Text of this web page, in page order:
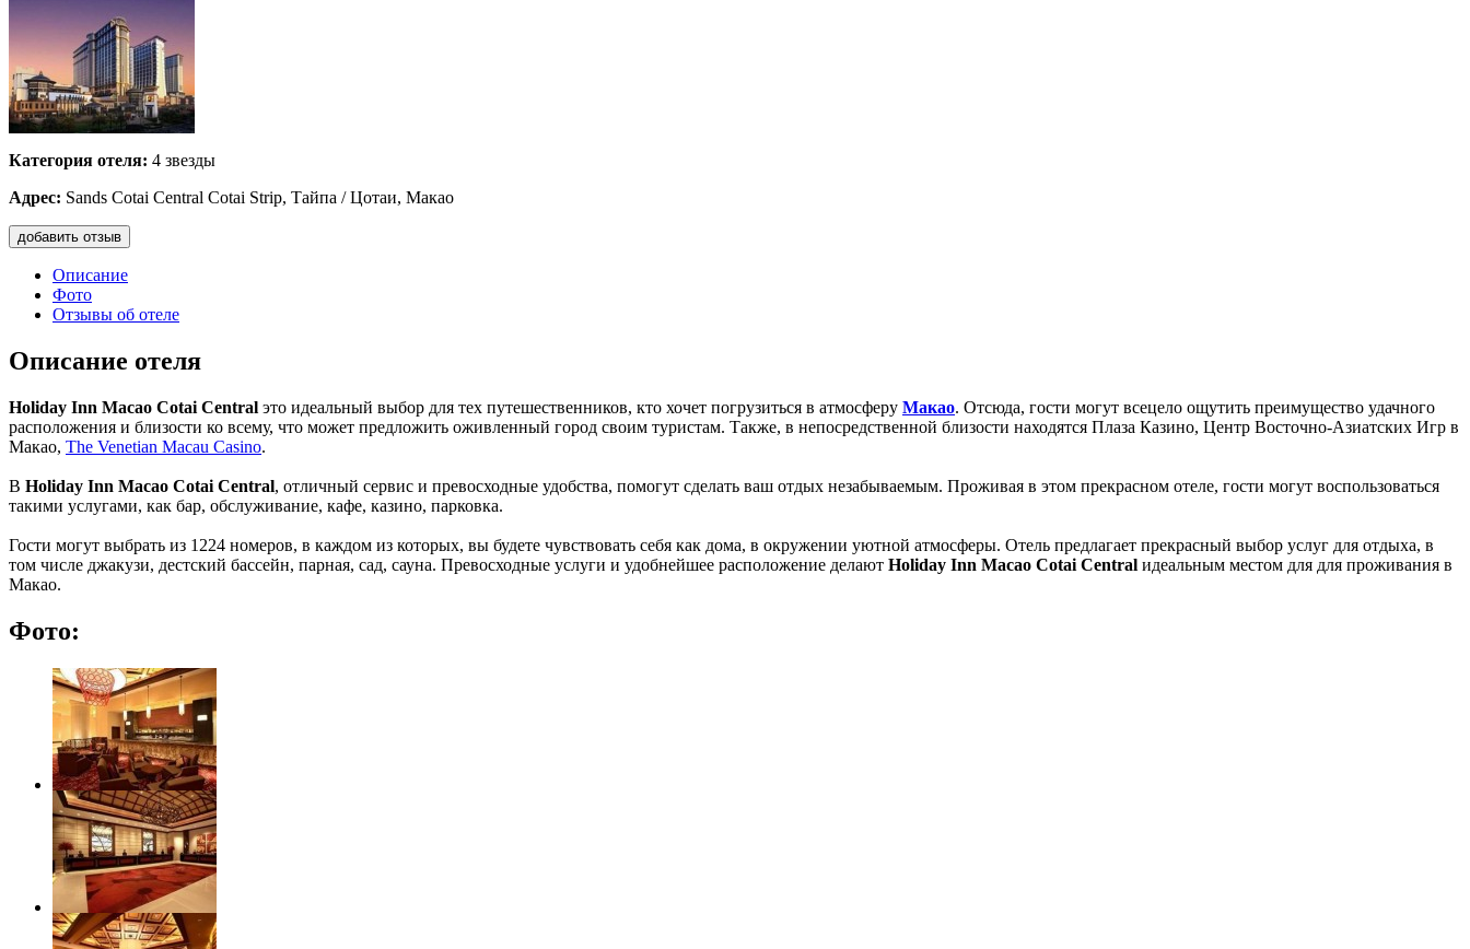
Категория отеля: 4 звезды
Адрес: Sands Cotai Central Cotai Strip, Тайпа / Цотаи, Макао
добавить отзыв
Описание
Фото
Отзывы об отеле
Описание отеля
Holiday Inn Macao Cotai Central это идеальный выбор для тех путешественников, кто хочет погрузиться в атмосферу Макао. Отсюда, гости могут всецело ощутить преимущество удачного
расположения и близости ко всему, что может предложить оживленный город своим туристам. Также, в непосредственной близости находятся Плаза Казино, Центр Восточно-Азиатских Игр в
Макао, The Venetian Macau Casino.
В Holiday Inn Macao Cotai Central, отличный сервис и превосходные удобства, помогут сделать ваш отдых незабываемым. Проживая в этом прекрасном отеле, гости могут воспользоваться
такими услугами, как бар, обслуживание, кафе, казино, парковка.
Гости могут выбрать из 1224 номеров, в каждом из которых, вы будете чувствовать себя как дома, в окружении уютной атмосферы. Отель предлагает прекрасный выбор услуг для отдыха, в
том числе джакузи, дестский бассейн, парная, сад, сауна. Превосходные услуги и удобнейшее расположение делают Holiday Inn Macao Cotai Central идеальным местом для для проживания в
Макао.
Фото: